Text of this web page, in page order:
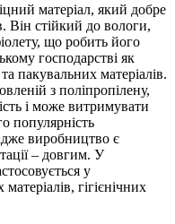
матеріал, який добре
Він стійкий до вологи,
що робить його
господарстві як
пакувальних матеріалів.
з поліпропілену,
і може витримувати
популярність
виробництво є
– довгим. У
у
гігієнічних